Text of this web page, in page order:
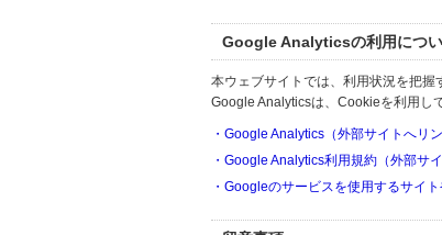
Google Analyticsの利用につ
本ウェブサイトでは、利用状況を把握
Google Analyticsは、Cookieを利用し
・Google Analytics（外部サイトへリン
・Google Analytics利用規約（外部サ
・Googleのサービスを使用するサイ